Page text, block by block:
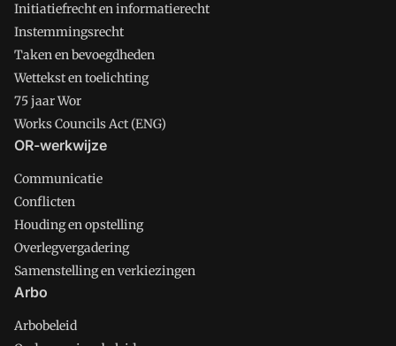
Initiatiefrecht en informatierecht
Instemmingsrecht
Taken en bevoegdheden
Wettekst en toelichting
75 jaar Wor
Works Councils Act (ENG)
OR-werkwijze
Communicatie
Conflicten
Houding en opstelling
Overlegvergadering
Samenstelling en verkiezingen
Arbo
Arbobeleid